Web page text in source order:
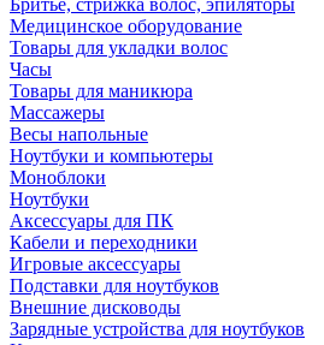
Бритье, стрижка волос, эпиляторы
Медицинское оборудование
Товары для укладки волос
Часы
Товары для маникюра
Массажеры
Весы напольные
Ноутбуки и компьютеры
Моноблоки
Ноутбуки
Аксессуары для ПК
Кабели и переходники
Игровые аксессуары
Подставки для ноутбуков
Внешние дисководы
Зарядные устройства для ноутбуков